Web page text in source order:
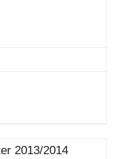
2013/2014